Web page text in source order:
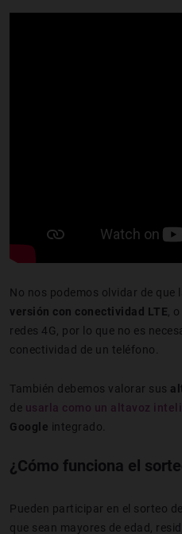
No nos podemos olvidar de que
versión con conectividad LTE ,
redes 4G, por lo que no es
conectividad de un teléfono.
También debemos valorar sus
de usarla como un altavoz
Google integrado.
¿Cómo funciona el
Pueden participar en el sorteo
que sean mayores de edad,